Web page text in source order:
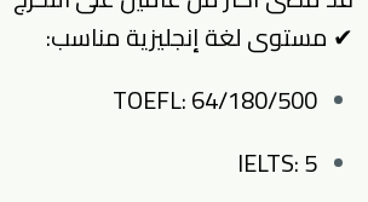
✔ مستوى لغة إنجليزية مناسب:
TOEFL: 64/180/500
IELTS: 5